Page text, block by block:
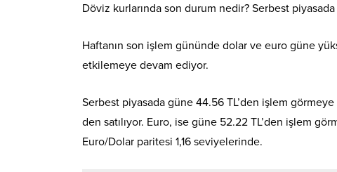
Döviz kurlarında son durum nedir? Serbest
Haftanın son işlem gününde dolar ve euro güne
etkilemeye devam ediyor.
Serbest piyasada güne 44.56 TL’den işlem görmeye
den satılıyor. Euro, ise güne 52.22 TL’den işlem
Euro/Dolar paritesi 1,16 seviyelerinde.